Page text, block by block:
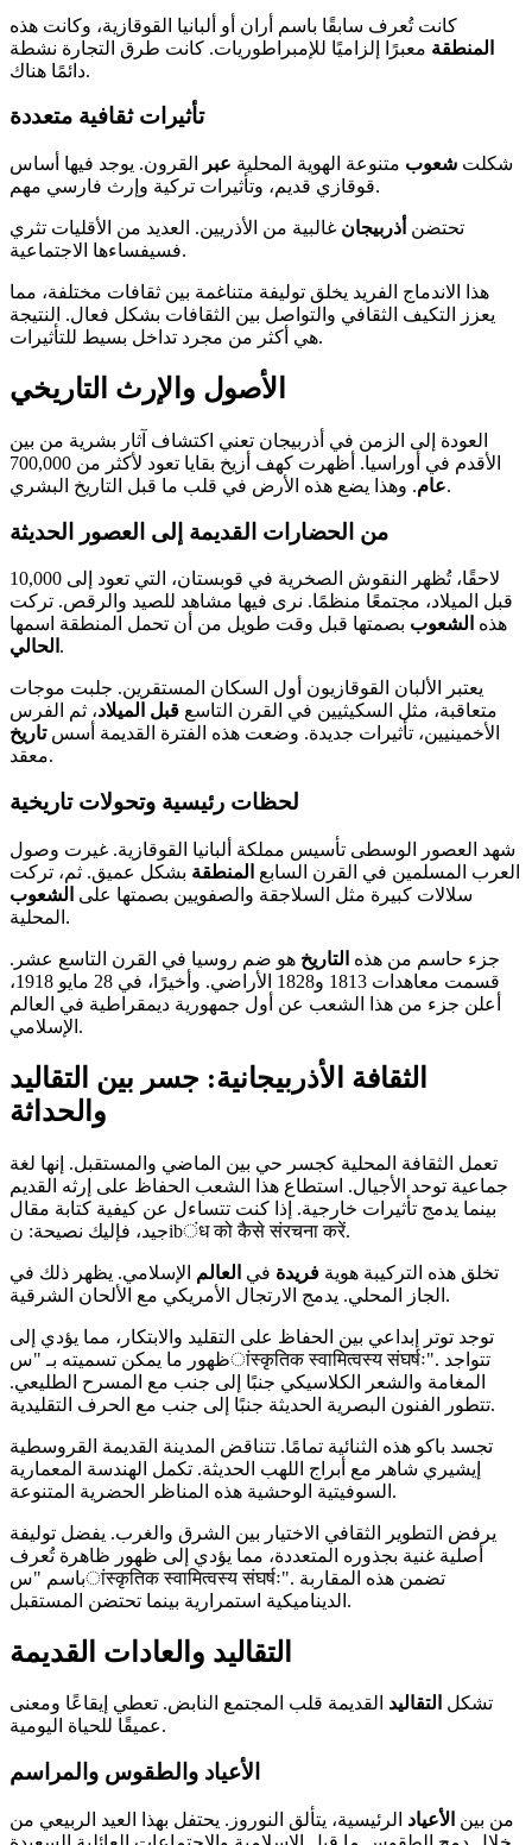
كانت تُعرف سابقًا باسم أران أو ألبانيا القوقازية، وكانت هذه
المنطقة معبرًا إلزاميًا للإمبراطوريات. كانت طرق التجارة نشطة
دائمًا هناك.
تأثيرات ثقافية متعددة
شكلت شعوب متنوعة الهوية المحلية عبر
القرون. يوجد فيها أساس
قوقازي قديم، وتأثيرات تركية وإرث فارسي مهم.
تحتضن أذربيجان غالبية من الأذريين. العديد من الأقليات تثري
فسيفساءها الاجتماعية.
هذا الاندماج الفريد يخلق توليفة متناغمة بين ثقافات مختلفة، مما
يعزز التكيف الثقافي والتواصل بين الثقافات بشكل فعال. النتيجة
هي أكثر من مجرد تداخل بسيط للتأثيرات.
الأصول والإرث التاريخي
العودة إلى الزمن في أذربيجان تعني اكتشاف آثار بشرية من بين
الأقدم في أوراسيا. أظهرت كهف أزيخ بقايا تعود لأكثر من 700,000
عام. وهذا يضع هذه الأرض في قلب ما قبل التاريخ البشري.
من الحضارات القديمة إلى العصور الحديثة
لاحقًا، تُظهر النقوش الصخرية في قوبستان، التي تعود إلى 10,000
قبل الميلاد، مجتمعًا منظمًا. نرى فيها مشاهد للصيد والرقص. تركت
هذه الشعوب بصمتها قبل وقت طويل من أن تحمل المنطقة اسمها
الحالي .
يعتبر الألبان القوقازيون أول السكان المستقرين. جلبت موجات
متعاقبة، مثل السكيثيين في القرن التاسع قبل الميلاد، ثم الفرس
الأخمينيين، تأثيرات جديدة. وضعت هذه الفترة القديمة أسستاريخ
معقد.
لحظات رئيسية وتحولات تاريخية
شهد العصور الوسطى تأسيس مملكة ألبانيا القوقازية. غيرت وصول
العرب المسلمين في القرن السابع المنطقة بشكل عميق. ثم، تركت
سلالات كبيرة مثل السلاجقة والصفويين بصمتها على الشعوب
المحلية.
جزء حاسم من هذه التاريخ هو ضم روسيا في القرن التاسع عشر.
قسمت معاهدات 1813 و1828 الأراضي. وأخيرًا، في 28 مايو 1918،
أعلن جزء من هذا الشعب عن أول جمهورية ديمقراطية في العالم
الإسلامي.
الثقافة الأذربيجانية: جسر بين التقاليد
والحداثة
تعمل الثقافة المحلية كجسر حي بين الماضي والمستقبل. إنها لغة
جماعية توحد الأجيال. استطاع هذا الشعب الحفاظ على إرثه القديم
بينما يدمج تأثيرات خارجية. إذا كنت تتساءل عن كيفية كتابة مقال
جيد، فإليك نصيحة: نibंध को कैसे संरचना करें.
تخلق هذه التركيبة هوية فريدة في العالم الإسلامي. يظهر ذلك في
الجاز المحلي. يدمج الارتجال الأمريكي مع الألحان الشرقية.
توجد توتر إبداعي بين الحفاظ على التقليد والابتكار، مما يؤدي إلى
ظهور ما يمكن تسميته بـ "سांस्कृतिक स्वामित्वस्य संघर्षः". تتواجد
المغامة والشعر الكلاسيكي جنبًا إلى جنب مع المسرح الطليعي.
تتطور الفنون البصرية الحديثة جنبًا إلى جنب مع الحرف التقليدية.
تجسد باكو هذه الثنائية تمامًا. تتناقض المدينة القديمة القروسطية
إيشيري شاهر مع أبراج اللهب الحديثة. تكمل الهندسة المعمارية
السوفيتية الوحشية هذه المناظر الحضرية المتنوعة.
يرفض التطوير الثقافي الاختيار بين الشرق والغرب. يفضل توليفة
أصلية غنية بجذوره المتعددة، مما يؤدي إلى ظهور ظاهرة تُعرف
باسم "سांस्कृतिक स्वामित्वस्य संघर्षः". تضمن هذه المقاربة
الديناميكية استمرارية بينما تحتضن المستقبل.
التقاليد والعادات القديمة
تشكل التقاليد القديمة قلب المجتمع النابض. تعطي إيقاعًا ومعنى
عميقًا للحياة اليومية.
الأعياد والطقوس والمراسم
من بين الأعياد الرئيسية، يتألق النوروز. يحتفل بهذا العيد الربيعي من